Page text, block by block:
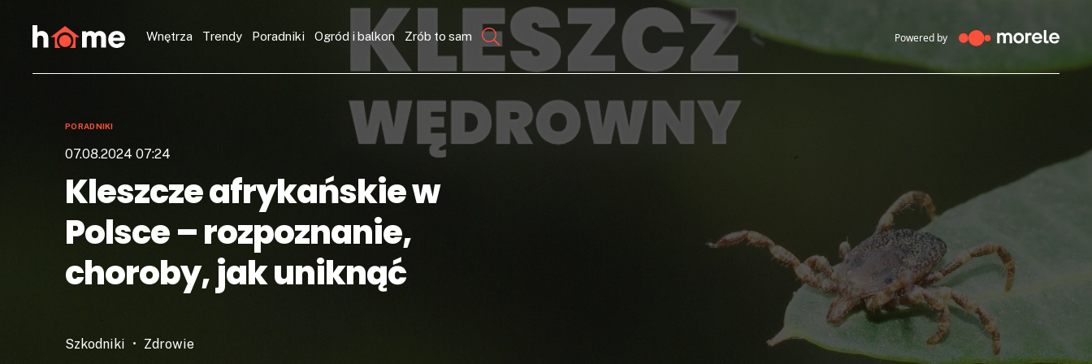
Wnętrza Trendy Poradniki Ogród i balkon Zrób to sam Powered by
PORADNIKI
07.08.2024 07:24
Kleszcze afrykańskie w
Polsce – rozpoznanie,
choroby, jak uniknąć
Szkodniki Zdrowie